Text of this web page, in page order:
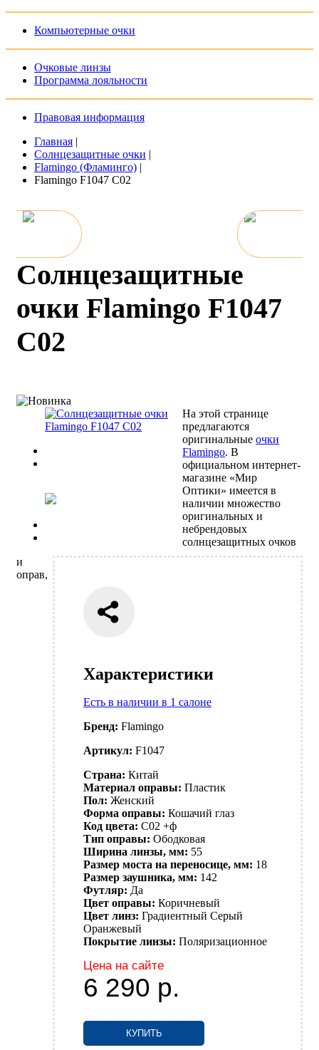
Компьютерные очки
Очковые линзы
Программа лояльности
Правовая информация
Главная |
Солнцезащитные очки |
Flamingo (Фламинго) |
Flamingo F1047 C02
Солнцезащитные
очки Flamingo F1047
C02
Характеристики
Есть в наличии в 1 салоне
Бренд: Flamingo
Артикул: F1047
Страна: Китай
Материал оправы: Пластик
Пол: Женский
Форма оправы: Кошачий глаз
Код цвета: C02 +ф
Тип оправы: Ободковая
Ширина линзы, мм: 55
Размер моста на переносице, мм: 18
Размер заушника, мм: 142
Футляр: Да
Цвет оправы: Коричневый
Цвет линз: Градиентный Серый
Оранжевый
Покрытие линзы: Поляризационное
Цена на сайте
6 290 р.
КУПИТЬ
На этой странице
предлагаются
оригинальныеочки
Flamingo. В
официальном интернет-
магазине «Мир
Оптики» имеется в
наличии множество
оригинальных и
небрендовых
солнцезащитных очков
и
оправ,